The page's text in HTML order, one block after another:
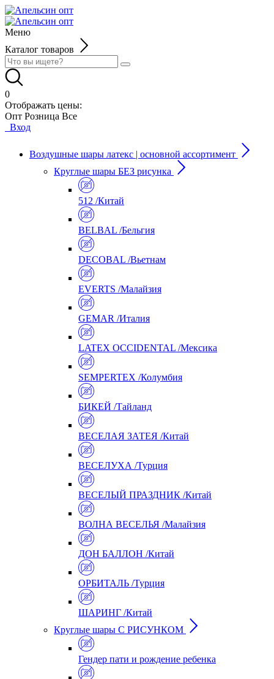
Меню
Каталог товаров
0
Отображать цены:
Опт Розница Все
Вход
Воздушные шары латекс | основной ассортимент
Круглые шары БЕЗ рисунка
512 /Китай
BELBAL /Бельгия
DECOBAL /Вьетнам
EVERTS /Малайзия
GEMAR /Италия
LATEX OCCIDENTAL /Мексика
SEMPERTEX /Колумбия
БИКЕЙ /Тайланд
ВЕСЕЛАЯ ЗАТЕЯ /Китай
ВЕСЕЛУХА /Турция
ВЕСЕЛЫЙ ПРАЗДНИК /Китай
ВОЛНА ВЕСЕЛЬЯ /Малайзия
ДОН БАЛЛОН /Китай
ОРБИТАЛЬ /Турция
ШАРИНГ /Китай
Круглые шары С РИСУНКОМ
Гендер пати и рождение ребенка